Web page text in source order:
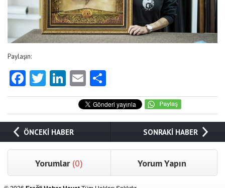
Paylaşın:
Facebook
Twitter
LinkedIn
Email
ÖNCEKİ HABER SONRAKİ HABER
Yorumlar (0) Yorum Yapın